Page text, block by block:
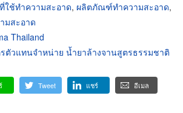
ใช้ทำความสะอาด, ผลิตภัณฑ์ทำความสะอาด,
มสะอาด
Thailand
ตัวแทนจำหน่าย น้ำยาล้างจานสูตรธรรมชาติ
Tweet แชร์ อีเมล